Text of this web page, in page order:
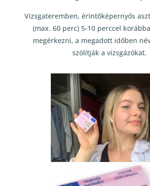
Vizsgateremben, érintőképernyős
(max. 60 perc) 5-10 perccel
megérkezni, a megadott időben
szólítják a vizsgázókat.